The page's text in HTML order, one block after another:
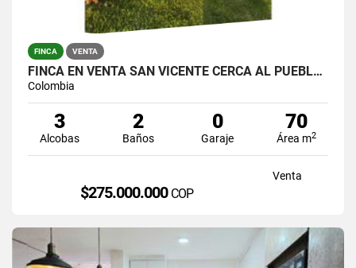
FINCA VENTA
FINCA EN VENTA SAN VICENTE CERCA AL PUEBLO VEREDA TRAVESIAS
Colombia
3
Alcobas
2
Baños
0
Garaje
70
Área m2
Venta
$275.000.000 COP